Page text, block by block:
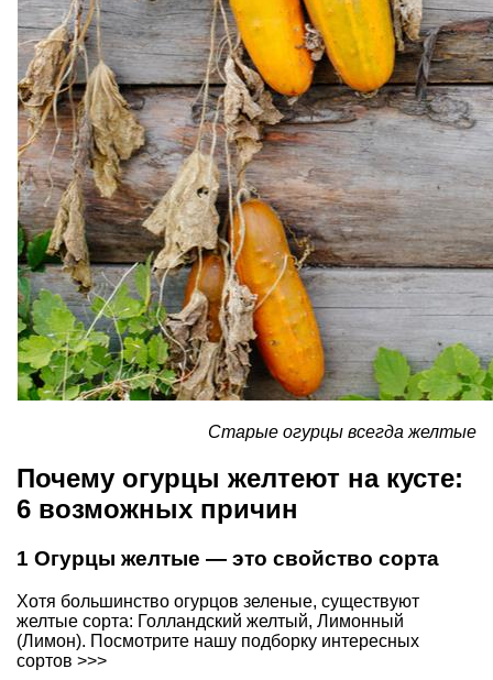
Старые огурцы всегда желтые
Почему огурцы желтеют на кусте:
6 возможных причин
1 Огурцы желтые — это свойство сорта
Хотя большинство огурцов зеленые, существуют
желтые сорта: Голландский желтый, Лимонный
(Лимон). Посмотрите нашу подборку интересных
сортов >>>